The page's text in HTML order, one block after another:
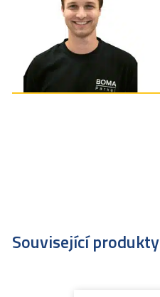
Související produkty